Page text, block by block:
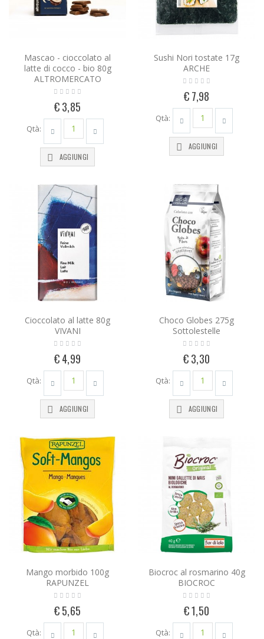
Mascao - cioccolato al
latte di cocco - bio 80g
ALTROMERCATO
€ 3,85
Qtà:
AGGIUNGI
Sushi Nori tostate 17g
ARCHE
€ 7,98
Qtà:
AGGIUNGI
Cioccolato al latte 80g
VIVANI
€ 4,99
Qtà:
AGGIUNGI
Choco Globes 275g
Sottolestelle
€ 3,30
Qtà:
AGGIUNGI
Mango morbido 100g
RAPUNZEL
€ 5,65
Qtà:
Biocroc al rosmarino 40g
BIOCROC
€ 1,50
Qtà: